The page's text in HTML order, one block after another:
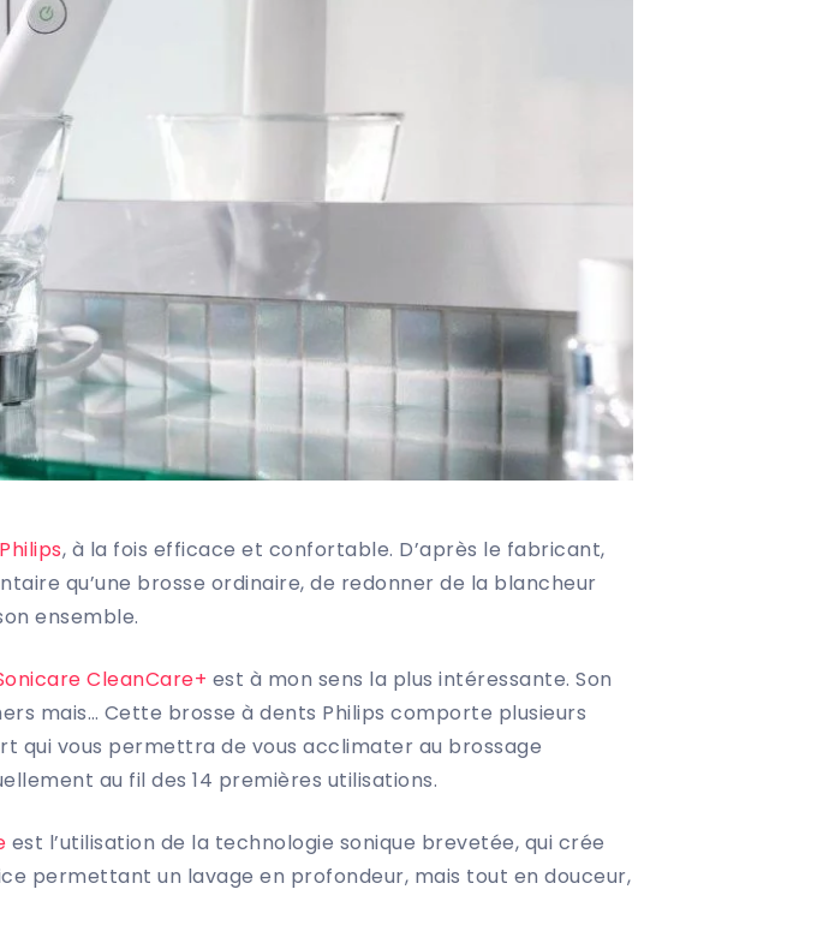
Philips, à la fois efficace et confortable. D’après le fabricant,
qu’une brosse ordinaire, de redonner de la blancheur
ensemble.
CleanCare+ est à mon sens la plus intéressante. Son
mais… Cette brosse à dents Philips comporte plusieurs
qui vous permettra de vous acclimater au brossage
au fil des 14 premières utilisations.
est l’utilisation de la technologie sonique brevetée, qui crée
permettant un lavage en profondeur, mais tout en douceur,